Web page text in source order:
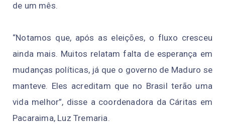
de um mês.
“Notamos que, após as eleições, o fluxo cresceu
ainda mais. Muitos relatam falta de esperança em
mudanças políticas, já que o governo de Maduro se
manteve. Eles acreditam que no Brasil terão uma
vida melhor”, disse a coordenadora da Cáritas em
Pacaraima, Luz Tremaria.